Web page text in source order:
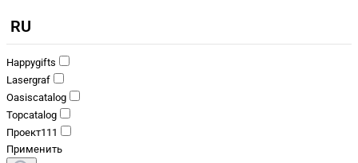
RU
Happygifts
Lasergraf
Oasiscatalog
Topcatalog
Проект111
Применить